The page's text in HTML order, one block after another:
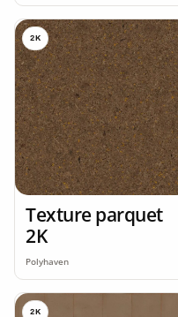
2K
Texture parquet
2K
Polyhaven
2K